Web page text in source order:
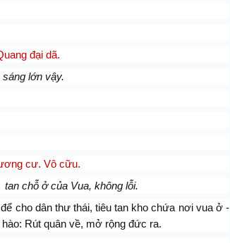
đại dã.
lớn vậy.
cư. Vô cữu.
tan chỗ ở của Vua, không lỗi.
cho dân thư thái, tiêu tan kho chứa nơi vua ở -
Rút quân về, mở rộng đức ra.